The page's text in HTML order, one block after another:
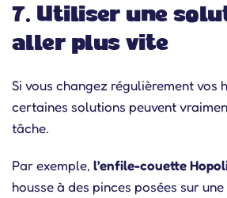
7. Utiliser une
aller plus vite
Si vous changez régulièrement vos
certaines solutions peuvent
tâche.
Par exemple,l’enfile-couette
housse à des pinces posées sur